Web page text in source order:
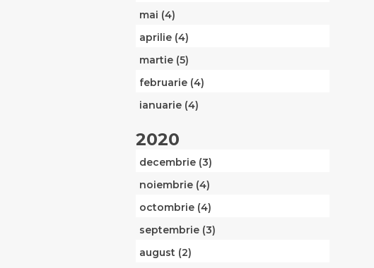
mai (4)
aprilie (4)
martie (5)
februarie (4)
ianuarie (4)
2020
decembrie (3)
noiembrie (4)
octombrie (4)
septembrie (3)
august (2)